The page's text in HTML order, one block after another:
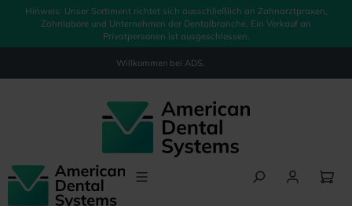
springen
Hinweis: Unser Sortiment richtet sich ausschließlich an Zahnarztpraxen,
Zahnlabore und Unternehmen der Dentalbranche. Ein Verkauf an
Privatpersonen ist ausgeschlossen.
Willkommen bei ADS.